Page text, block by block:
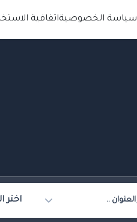
سياسة الخصوصيةاتفافية